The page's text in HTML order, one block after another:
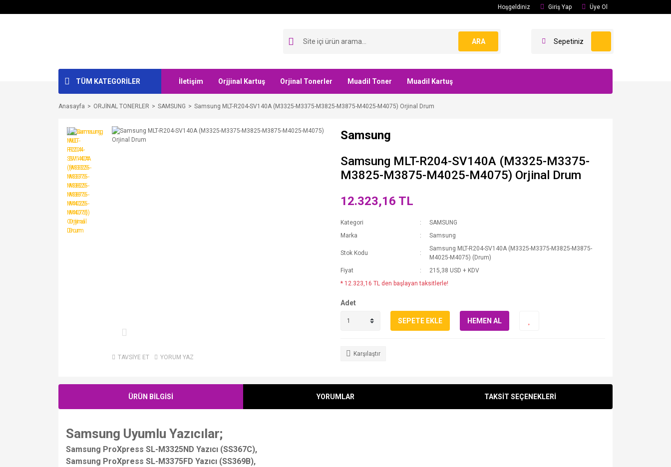
Hoşgeldiniz Giriş Yap Üye Ol
ARA Sepetiniz
TÜM KATEGORİLER İletişim Orjjinal Kartuş Orjinal Tonerler Muadil Toner Muadil Kartuş
Anasayfa ORJİNAL TONERLER SAMSUNG Samsung MLT-R204-SV140A (M3325-M3375-M3825-M3875-M4025-M4075) Orjinal Drum
TAVSİYE ET YORUM YAZ
Samsung
Samsung MLT-R204-SV140A (M3325-M3375-
M3825-M3875-M4025-M4075) Orjinal Drum
12.323,16 TL
Kategori
SAMSUNG
Marka
Samsung
Stok Kodu
Samsung MLT-R204-SV140A (M3325-M3375-M3825-M3875-
M4025-M4075) (Drum)
Fiyat
215,38 USD + KDV
* 12.323,16 TL den başlayan taksitlerle!
Adet
SEPETE EKLE HEMEN AL
Karşılaştır
ÜRÜN BİLGİSİ YORUMLAR TAKSİT SEÇENEKLERİ
Samsung Uyumlu Yazıcılar;
Samsung ProXpress SL-M3325ND Yazıcı (SS367C),
Samsung ProXpress SL-M3375FD Yazıcı (SS369B),